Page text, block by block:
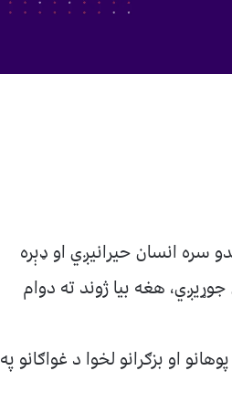
سره انسان حیرانیږي او ډېره
هغه بیا ژوند ته دوام
او بزګرانو لخوا د غواګانو په